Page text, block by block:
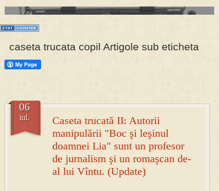
PRESA
Permise pentru vânătoarea de porci în costume, cu gulere albe
caseta trucata copil Artigole sub eticheta
Caseta trucată II: Autorii
manipulării "Boc şi leşinul
doamnei Lia" sunt un profesor
de jurnalism şi un romaşcan de-
al lui Vîntu. (Update)
06
iul.